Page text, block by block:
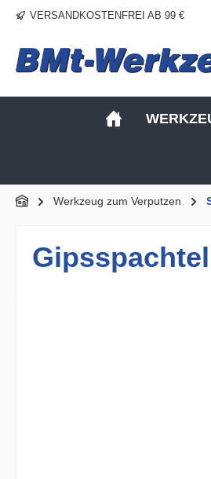
Hauptinhalt springen
Zur Suche springen
Zur Hauptnavigation springen
VERSANDKOSTENFREI AB 99 €
Werkzeug zum Verputzen